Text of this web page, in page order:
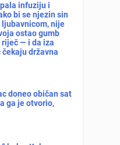
infuziju i
bi se njezin sin
nije
ostao gumb
riječ — i da iza
državna
doneo običan sat
ga je otvorio,